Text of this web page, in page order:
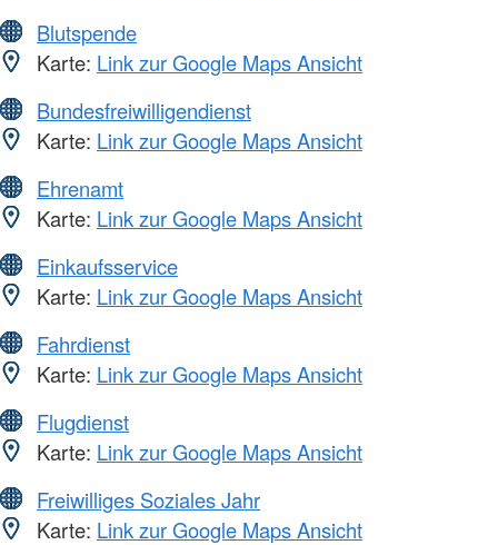
Blutspende
Karte: Link zur Google Maps Ansicht
Bundesfreiwilligendienst
Karte: Link zur Google Maps Ansicht
Ehrenamt
Karte: Link zur Google Maps Ansicht
Einkaufsservice
Karte: Link zur Google Maps Ansicht
Fahrdienst
Karte: Link zur Google Maps Ansicht
Flugdienst
Karte: Link zur Google Maps Ansicht
Freiwilliges Soziales Jahr
Karte: Link zur Google Maps Ansicht